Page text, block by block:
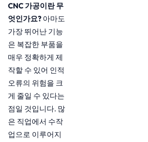
CNC 가공이란 무
엇인가요? 아마도
가장 뛰어난 기능
은 복잡한 부품을
매우 정확하게 제
작할 수 있어 인적
오류의 위험을 크
게 줄일 수 있다는
점일 것입니다. 많
은 직업에서 수작
업으로 이루어지